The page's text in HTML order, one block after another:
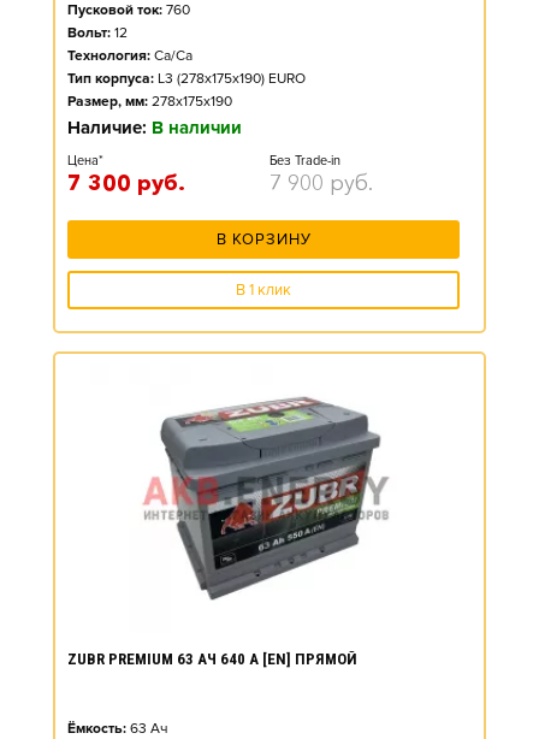
Пусковой ток: 760
Вольт: 12
Технология: Ca/Ca
Тип корпуса: L3 (278x175x190) EURO
Размер, мм: 278x175x190
Наличие: В наличии
Цена*
7 300 руб.
Без Trade-in
7 900 руб.
В КОРЗИНУ
В 1 клик
ZUBR PREMIUM 63 АЧ 640 А [EN] ПРЯМОЙ
Ёмкость: 63 Ач